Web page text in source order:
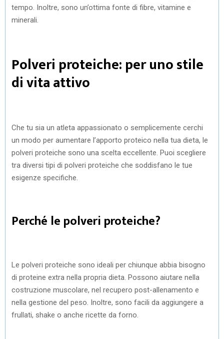
tempo. Inoltre, sono un’ottima fonte di fibre, vitamine e
minerali.
Polveri proteiche: per uno stile
di vita attivo
Che tu sia un atleta appassionato o semplicemente cerchi
un modo per aumentare l’apporto proteico nella tua dieta, le
polveri proteiche sono una scelta eccellente. Puoi scegliere
tra diversi tipi di polveri proteiche che soddisfano le tue
esigenze specifiche.
Perché le polveri proteiche?
Le polveri proteiche sono ideali per chiunque abbia bisogno
di proteine extra nella propria dieta. Possono aiutare nella
costruzione muscolare, nel recupero post-allenamento e
nella gestione del peso. Inoltre, sono facili da aggiungere a
frullati, shake o anche ricette da forno.